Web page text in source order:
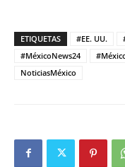
ETIQUETAS #EE. UU.
#MéxicoNews24
NoticiasMéxico